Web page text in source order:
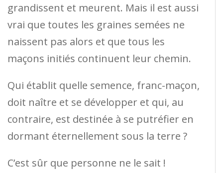
grandissent et meurent. Mais il est aussi
vrai que toutes les graines semées ne
naissent pas alors et que tous les
maçons initiés continuent leur chemin.
Qui établit quelle semence, franc-maçon,
doit naître et se développer et qui, au
contraire, est destinée à se putréfier en
dormant éternellement sous la terre ?
C’est sûr que personne ne le sait !